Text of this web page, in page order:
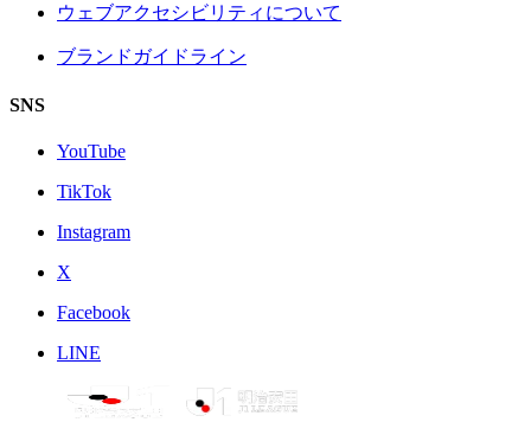
ウェブアクセシビリティについて
ブランドガイドライン
SNS
YouTube
TikTok
Instagram
X
Facebook
LINE